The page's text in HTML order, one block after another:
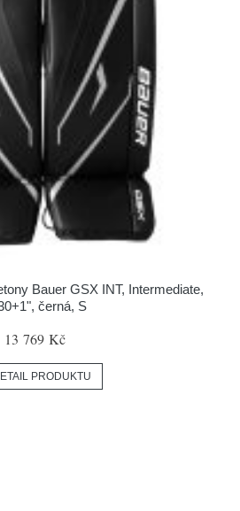
Bauer GSX INT, Intermediate,
černá, S
13 769 Kč
PRODUKTU